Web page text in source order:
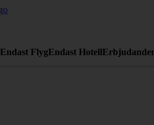
Endast FlygEndast Hotell